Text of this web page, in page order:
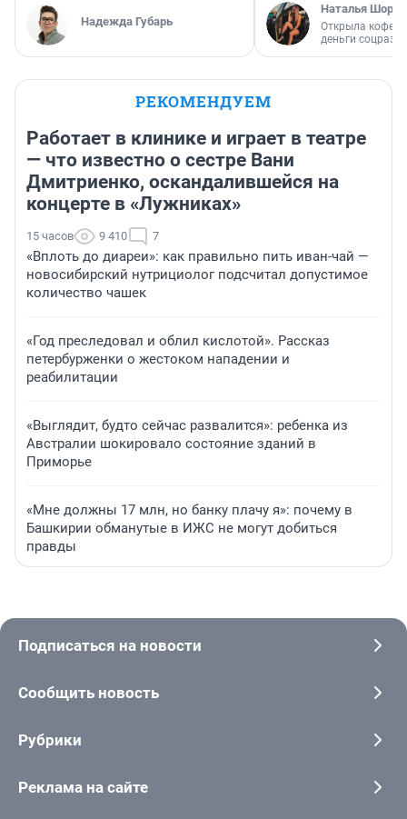
Надежда Губарь
Наталья
Открыла
деньги
РЕКОМЕНДУЕМ
Работает в клинике и играет в театре
— что известно о сестре Вани
Дмитриенко, оскандалившейся на
концерте в «Лужниках»
15 часов 9 410 7
«Вплоть до диареи»: как правильно пить иван-чай —
новосибирский нутрициолог подсчитал допустимое
количество чашек
«Год преследовал и облил кислотой». Рассказ
петербурженки о жестоком нападении и
реабилитации
«Выглядит, будто сейчас развалится»: ребенка из
Австралии шокировало состояние зданий в
Приморье
«Мне должны 17 млн, но банку плачу я»: почему в
Башкирии обманутые в ИЖС не могут добиться
правды
Подписаться на новости
Сообщить новость
Рубрики
Реклама на сайте